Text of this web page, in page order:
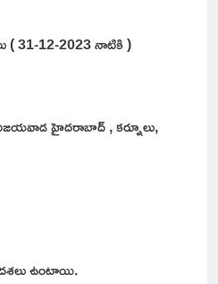
( 31-12-2023 నాటికి )
హైదరాబాద్ , కర్నూలు,
ఉంటాయి.